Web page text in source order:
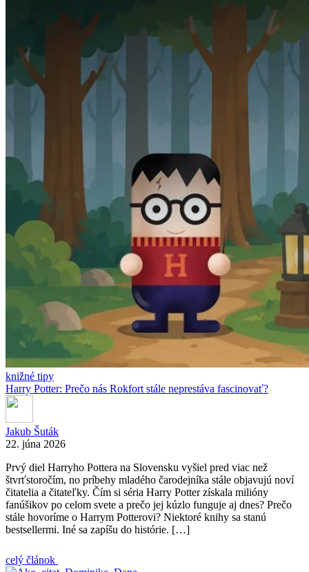
knižné tipy
Harry Potter: Prečo nás Rokfort stále neprestáva fascinovať?
Jakub Šuták
22. júna 2026
Prvý diel Harryho Pottera na Slovensku vyšiel pred viac než
štvrťstoročím, no príbehy mladého čarodejníka stále objavujú noví
čitatelia a čitateľky. Čím si séria Harry Potter získala milióny
fanúšikov po celom svete a prečo jej kúzlo funguje aj dnes? Prečo
stále hovoríme o Harrym Potterovi? Niektoré knihy sa stanú
bestsellermi. Iné sa zapíšu do histórie. […]
celý článok